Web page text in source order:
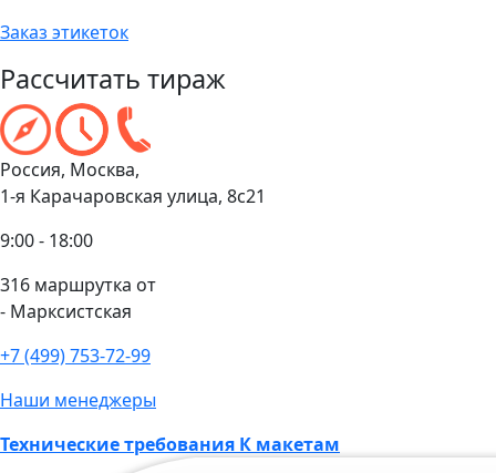
Заказ этикеток
Рассчитать тираж
Россия, Москва,
1-я Карачаровская улица, 8с21
9:00 - 18:00
316 маршрутка от
- Марксистская
+7 (499) 753-72-99
Наши менеджеры
Технические требования К макетам